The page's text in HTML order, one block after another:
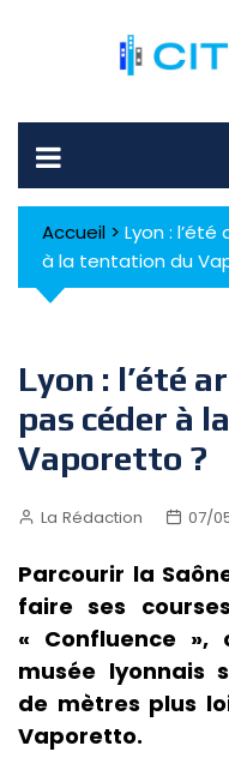
Accueil > Lyon :
à la tentation du
Lyon : l’été
pas céder à
Vaporetto ?
La Rédaction 07/
Parcourir la
faire ses
« Confluence
musée lyonnais
de mètres plus
Vaporetto.